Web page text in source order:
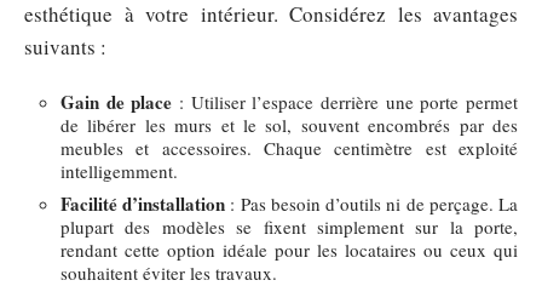
esthétique à votre intérieur. Considérez les avantages
suivants :
Gain de place : Utiliser l’espace derrière une porte permet
de libérer les murs et le sol, souvent encombrés par des
meubles et accessoires. Chaque centimètre est exploité
intelligemment.
Facilité d’installation : Pas besoin d’outils ni de perçage. La
plupart des modèles se fixent simplement sur la porte,
rendant cette option idéale pour les locataires ou ceux qui
souhaitent éviter les travaux.